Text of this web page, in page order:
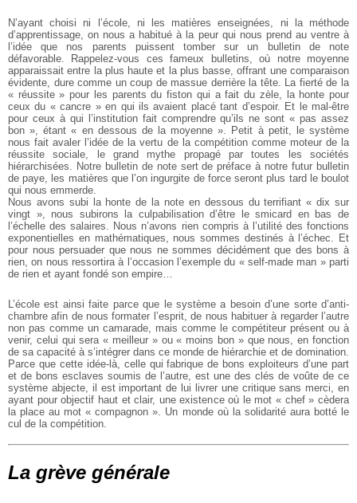
N’ayant choisi ni l’école, ni les matières enseignées, ni la méthode
d’apprentissage, on nous a habitué à la peur qui nous prend au ventre à
l’idée que nos parents puissent tomber sur un bulletin de note
défavorable. Rappelez-vous ces fameux bulletins, où notre moyenne
apparaissait entre la plus haute et la plus basse, offrant une comparaison
évidente, dure comme un coup de massue derrière la tête. La fierté de la
« réussite » pour les parents du fiston qui a fait du zèle, la honte pour
ceux du « cancre » en qui ils avaient placé tant d’espoir. Et le mal-être
pour ceux à qui l’institution fait comprendre qu’ils ne sont « pas assez
bon », étant « en dessous de la moyenne ». Petit à petit, le système
nous fait avaler l’idée de la vertu de la compétition comme moteur de la
réussite sociale, le grand mythe propagé par toutes les sociétés
hiérarchisées. Notre bulletin de note sert de préface à notre futur bulletin
de paye, les matières que l’on ingurgite de force seront plus tard le boulot
qui nous emmerde.
Nous avons subi la honte de la note en dessous du terrifiant « dix sur
vingt », nous subirons la culpabilisation d’être le smicard en bas de
l’échelle des salaires. Nous n’avons rien compris à l’utilité des fonctions
exponentielles en mathématiques, nous sommes destinés à l’échec. Et
pour nous persuader que nous ne sommes décidément que des bons à
rien, on nous ressortira à l’occasion l’exemple du « self-made man » parti
de rien et ayant fondé son empire…
L’école est ainsi faite parce que le système a besoin d’une sorte d’anti-
chambre afin de nous formater l’esprit, de nous habituer à regarder l’autre
non pas comme un camarade, mais comme le compétiteur présent ou à
venir, celui qui sera « meilleur » ou « moins bon » que nous, en fonction
de sa capacité à s’intégrer dans ce monde de hiérarchie et de domination.
Parce que cette idée-là, celle qui fabrique de bons exploiteurs d’une part
et de bons esclaves soumis de l’autre, est une des clés de voûte de ce
système abjecte, il est important de lui livrer une critique sans merci, en
ayant pour objectif haut et clair, une existence où le mot « chef » cèdera
la place au mot « compagnon ». Un monde où la solidarité aura botté le
cul de la compétition.
La grève générale